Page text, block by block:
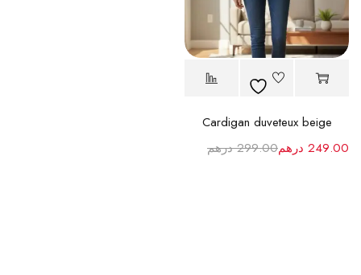
Cardigan duveteux beige
299.00 درهم 249.00 درهم